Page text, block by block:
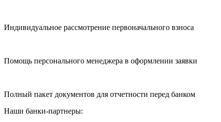
Индивидуальное рассмотрение первоначального взноса
Помощь персонального менеджера в оформлении заявки
Полный пакет документов для отчетности перед банком
Наши банки-партнеры: